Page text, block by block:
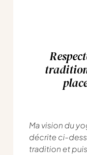
Ma vision du
décrite ci-
tradition et